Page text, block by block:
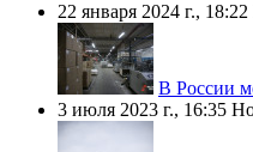
22 января 2024 г., 18:22
В России
3 июля 2023 г., 16:35